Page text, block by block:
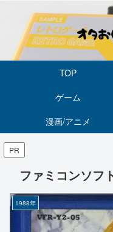
TOP
ゲーム
漫画/アニメ
PR
ファミコンソ
1988年